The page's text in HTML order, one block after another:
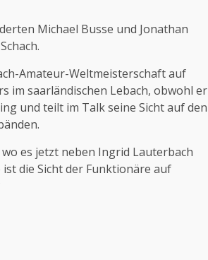
Michael Busse und Jonathan
Amateur-Weltmeisterschaft auf
im saarländischen Lebach, obwohl er
und teilt im Talk seine Sicht auf den
es jetzt neben Ingrid Lauterbach
die Sicht der Funktionäre auf